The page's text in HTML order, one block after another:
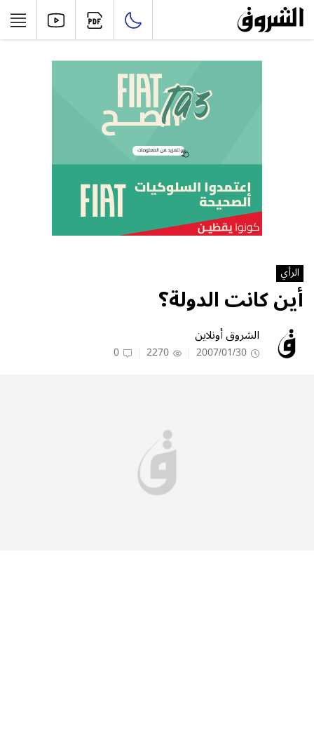
الرأي
أين كانت الدولة؟
الشروق أونلاين
2007/01/30
2270
0